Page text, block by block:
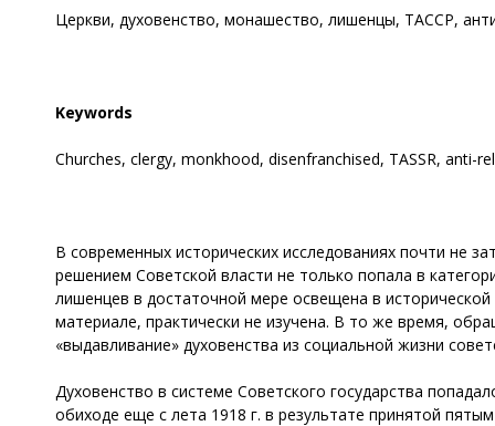
Церкви, духовенство, монашество, лишенцы, ТАССР,
Keywords
Churches, clergy, monkhood, disenfranchised, TASSR, anti-
В современных исторических исследованиях почти не
решением Советской власти не только попала в
лишенцев в достаточной мере освещена в исторической
материале, практически не изучена. В то же время,
«выдавливание» духовенства из социальной жизни
Духовенство в системе Советского государства
обиходе еще с лета 1918 г. в результате принятой